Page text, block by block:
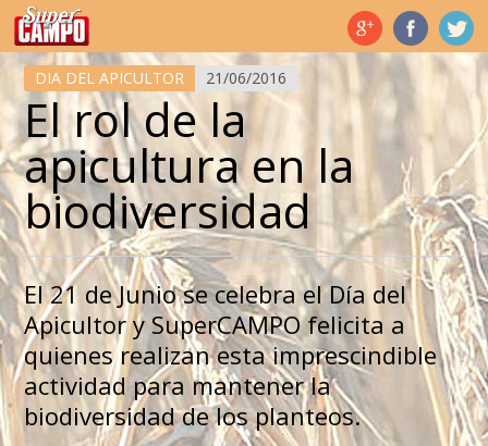
Temas de hoy
DIA DEL APICULTOR 21/06/2016
El rol de la
apicultura en la
biodiversidad
El 21 de Junio se celebra el Día del
Apicultor y SuperCAMPO felicita a
quienes realizan esta imprescindible
actividad para mantener la
biodiversidad de los planteos.